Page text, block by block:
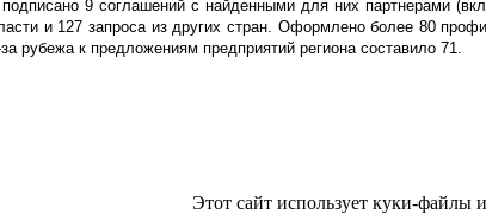
9 соглашений с найденными для них партнерами
и 127 запроса из других стран. Оформлено более 80
рубежа к предложениям предприятий региона составило 71.
Этот сайт использует куки-файлы